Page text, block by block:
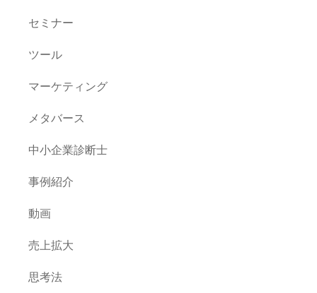
セミナー
ツール
マーケティング
メタバース
中小企業診断士
事例紹介
動画
売上拡大
思考法